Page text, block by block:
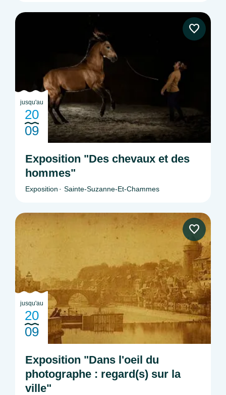
jusqu'au
20
09
Exposition "Des chevaux et des
hommes"
Exposition Sainte-Suzanne-Et-Chammes
jusqu'au
20
09
Exposition "Dans l'oeil du
photographe : regard(s) sur la
ville"